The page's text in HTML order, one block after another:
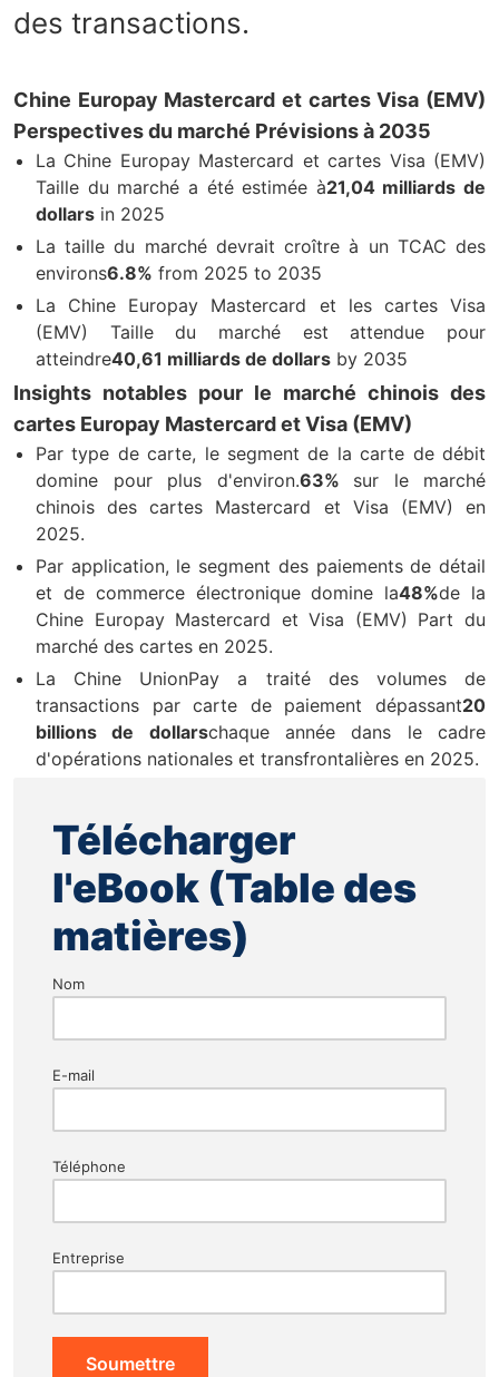
des transactions.
Chine Europay Mastercard et cartes Visa (EMV)
Perspectives du marché Prévisions à 2035
La Chine Europay Mastercard et cartes Visa (EMV)
Taille du marché a été estimée à21,04 milliards de
dollars in 2025
La taille du marché devrait croître à un TCAC des
environs6.8% from 2025 to 2035
La Chine Europay Mastercard et les cartes Visa
(EMV) Taille du marché est attendue pour
atteindre40,61 milliards de dollars by 2035
Insights notables pour le marché chinois des
cartes Europay Mastercard et Visa (EMV)
Par type de carte, le segment de la carte de débit
domine pour plus d'environ.63% sur le marché
chinois des cartes Mastercard et Visa (EMV) en
2025.
Par application, le segment des paiements de détail
et de commerce électronique domine la48%de la
Chine Europay Mastercard et Visa (EMV) Part du
marché des cartes en 2025.
La Chine UnionPay a traité des volumes de
transactions par carte de paiement dépassant20
billions de dollarschaque année dans le cadre
d'opérations nationales et transfrontalières en 2025.
Télécharger
l'eBook (Table des
matières)
Nom
E-mail
Téléphone
Entreprise
Soumettre